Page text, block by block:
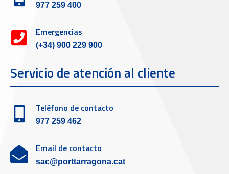
977 259 400
Emergencias
(+34) 900 229 900
Servicio de atención al cliente
Teléfono de contacto
977 259 462
Email de contacto
sac@porttarragona.cat